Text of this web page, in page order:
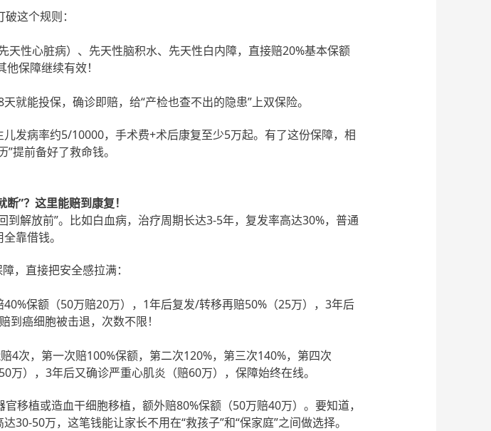
这个规则：
天性心脏病）、先天性脑积水、先天性白内障，直接赔20%基本保额
他保障继续有效！
就能投保，确诊即赔，给“产检也查不出的隐患”上双保险。
儿发病率约5/10000，手术费+术后康复至少5万起。有了这份保障，相
提前备好了救命钱。
”？这里能赔到康复！
到解放前”。比如白血病，治疗周期长达3-5年，复发率高达30%，普通
靠借钱。
，直接把安全感拉满：
保额（50万赔20万），1年后复发/转移再赔50%（25万），3年后
癌细胞被击退，次数不限！
4次，第一次赔100%保额，第二次120%，第三次140%，第四次
万），3年后又确诊严重心肌炎（赔60万），保障始终在线。
官移植或造血干细胞移植，额外赔80%保额（50万赔40万）。要知道，
30-50万，这笔钱能让家长不用在“救孩子”和“保家庭”之间做选择。